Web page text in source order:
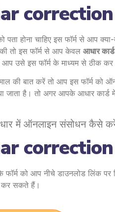
होना चाहिए इस फॉर्म से आप
तो इस फॉर्म से आप केवल आधार
है आप उसे इस फॉर्म के माध्यम से ठीक
की बात करें तो आप इस फॉर्म
जाता है। तो अगर आपके आधार कार्ड
में ऑनलाइन संसोधन कैसे
फॉर्म को आप नीचे डाउनलोड लिंक
कर सकते हैं।